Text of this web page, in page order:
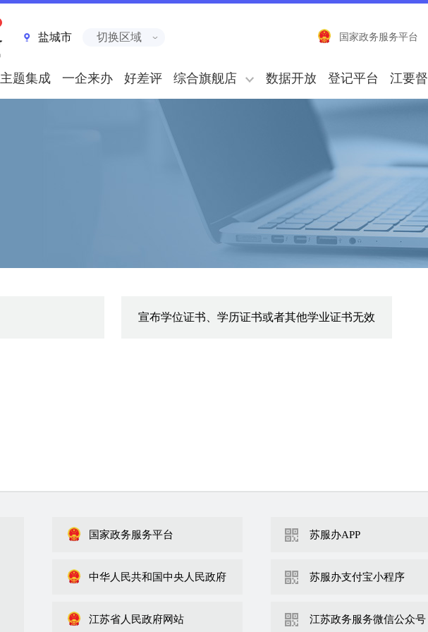
盐城市 切换区域 国家政务服务平台
主题集成 一企来办 好差评 综合旗舰店 数据开放 登记平台 江要督
宣布学位证书、学历证书或者其他学业证书无效
国家政务服务平台
中华人民共和国中央人民政府
江苏省人民政府网站
苏服办APP
苏服办支付宝小程序
江苏政务服务微信公众号